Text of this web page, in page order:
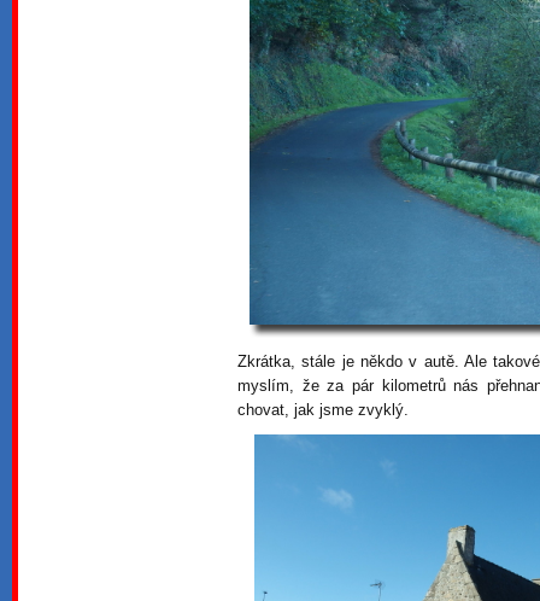
Zkrátka, stále je někdo v autě. Ale
myslím, že za pár kilometrů nás
chovat, jak jsme zvyklý.